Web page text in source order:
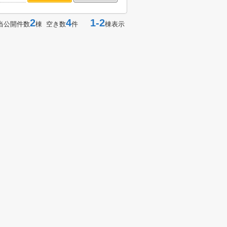
公開件数2棟 空き数4件 1-2棟表示